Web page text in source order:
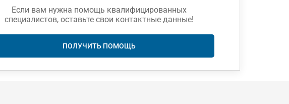
Если вам нужна помощь квалифицированных
специалистов, оставьте свои контактные данные!
ПОЛУЧИТЬ ПОМОЩЬ